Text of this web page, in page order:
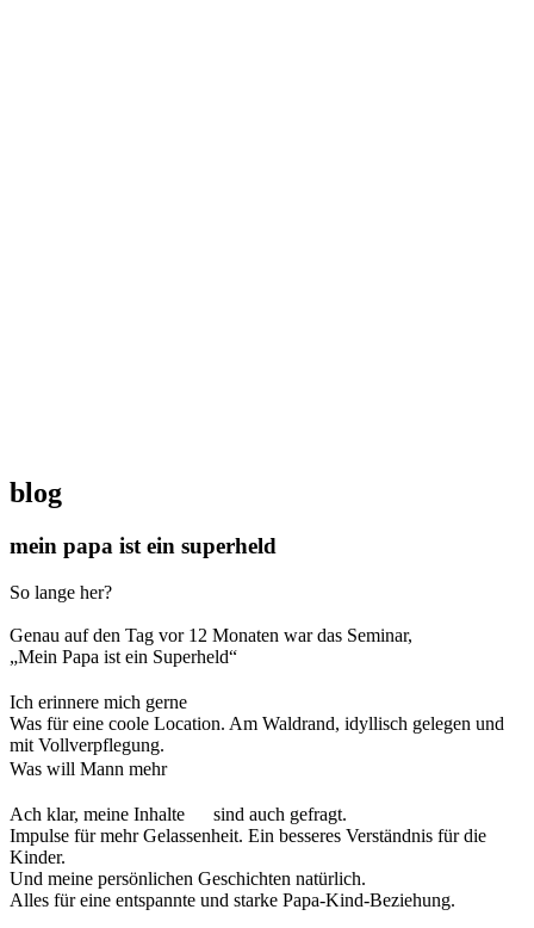
blog
mein papa ist ein superheld
So lange her?
Genau auf den Tag vor 12 Monaten war das Seminar,
„Mein Papa ist ein Superheld“
Ich erinnere mich gerne
Was für eine coole Location. Am Waldrand, idyllisch gelegen und
mit Vollverpflegung.
Was will Mann mehr
Ach klar, meine Inhalte
sind auch gefragt.
Impulse für mehr Gelassenheit. Ein besseres Verständnis für die
Kinder.
Und meine persönlichen Geschichten natürlich.
Alles für eine entspannte und starke Papa-Kind-Beziehung.